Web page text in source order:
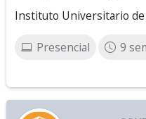
Instituto Universitario de
Presencial 9